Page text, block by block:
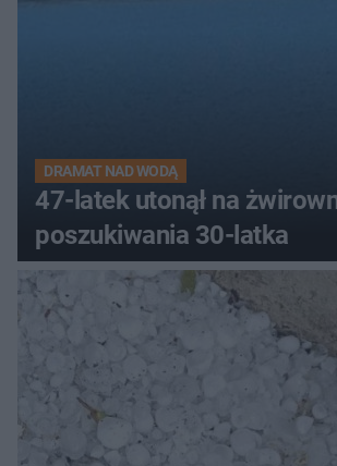
DRAMAT NAD WODĄ
47-latek utonął na
poszukiwania 30-latka